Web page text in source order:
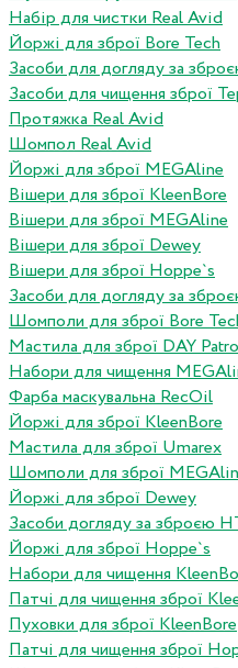
Набір для чистки Real Avid
Йоржі для зброї Bore Tech
Засоби для догляду за
Засоби для чищення зброї
Протяжка Real Avid
Шомпол Real Avid
Йоржі для зброї MEGAline
Вішери для зброї KleenBore
Вішери для зброї MEGAline
Вішери для зброї Dewey
Вішери для зброї Hoppe`s
Засоби для догляду за
Шомполи для зброї Bore
Мастила для зброї DAY
Набори для чищення
Фарба маскувальна RecOil
Йоржі для зброї KleenBore
Мастила для зброї Umarex
Шомполи для зброї
Йоржі для зброї Dewey
Засоби догляду за зброєю
Йоржі для зброї Hoppe`s
Набори для чищення
Патчі для чищення зброї
Пуховки для зброї KleenBore
Патчі для чищення зброї